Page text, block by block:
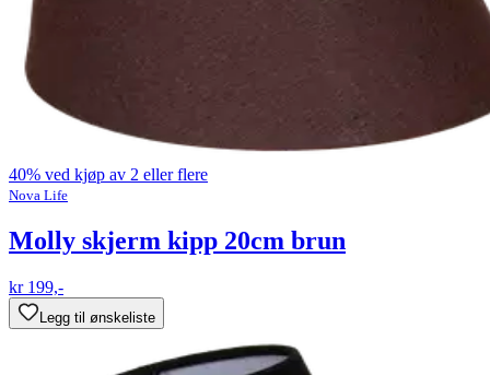
40% ved kjøp av 2 eller flere
Nova Life
Molly skjerm kipp 20cm brun
kr 199,-
Legg til ønskeliste